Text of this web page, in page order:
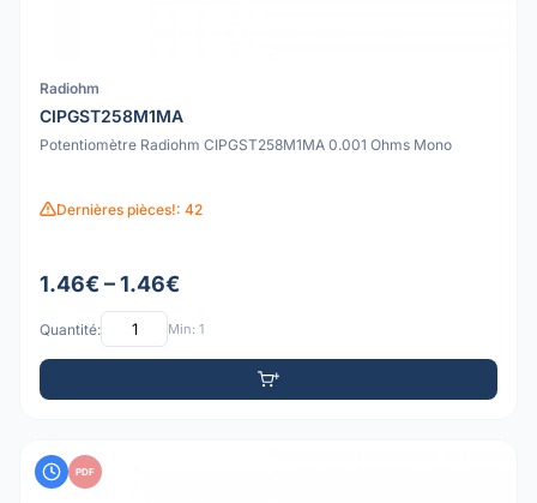
Radiohm
CIPGST258M1MA
Potentiomètre Radiohm CIPGST258M1MA 0.001 Ohms Mono
Dernières pièces!: 42
1.46€ – 1.46€
Quantité: Min: 1
PDF